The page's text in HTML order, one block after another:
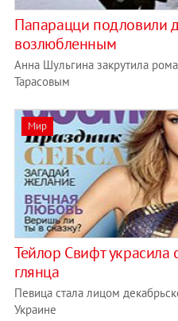
Папарацци подловили
возлюбленным
Анна Шульгина закрутила
Тарасовым
Мир
Тейлор Свифт украсила
глянца
Певица стала лицом
Украине